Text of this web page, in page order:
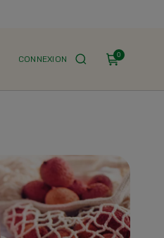
CONNEXION 0